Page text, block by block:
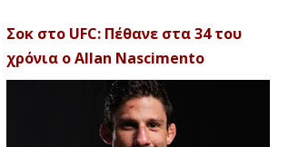
Σοκ στο UFC: Πέθανε στα 34 του
χρόνια ο Allan Nascimento